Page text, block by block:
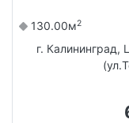
130.00м2
г.